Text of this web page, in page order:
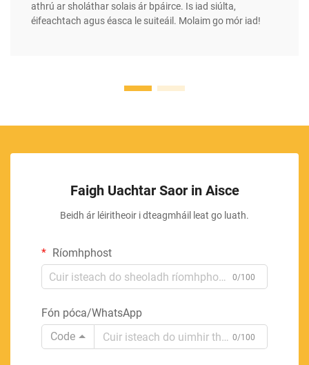
athrú ar sholáthar solais ár bpáirce. Is iad siúlta,
éifeachtach agus éasca le suiteáil. Molaim go mór iad!
Faigh Uachtar Saor in Aisce
Beidh ár léiritheoir i dteagmháil leat go luath.
Ríomhphost
0/100
Fón póca/WhatsApp
Code
0/100